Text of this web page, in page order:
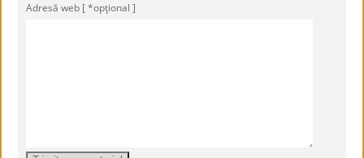
Adresă web [ *opţional ]